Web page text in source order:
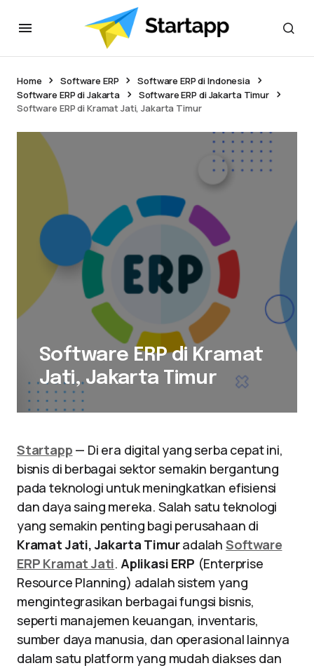
Home Software ERP
Software ERP di Indonesia
Software ERP di Jakarta
Software ERP di Jakarta Timur
Software ERP di Kramat Jati, Jakarta Timur
Software ERP di Kramat
Jati, Jakarta Timur
Startapp — Di era digital yang serba cepat ini,
bisnis di berbagai sektor semakin bergantung
pada teknologi untuk meningkatkan efisiensi
dan daya saing mereka. Salah satu teknologi
yang semakin penting bagi perusahaan di
Kramat Jati, Jakarta Timuradalah Software
ERP Kramat Jati. Aplikasi ERP (Enterprise
Resource Planning) adalah sistem yang
mengintegrasikan berbagai fungsi bisnis,
seperti manajemen keuangan, inventaris,
sumber daya manusia, dan operasional lainnya
dalam satu platform yang mudah diakses dan